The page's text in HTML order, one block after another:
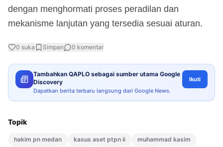
dengan menghormati proses peradilan dan
mekanisme lanjutan yang tersedia sesuai aturan.
0 suka Simpan 0 komentar
Tambahkan QAPLO sebagai sumber utama Google
Discovery
Dapatkan berita terbaru langsung dari Google News.
Ikuti
Topik
hakim pn medan kasus aset ptpn ii muhammad kasim